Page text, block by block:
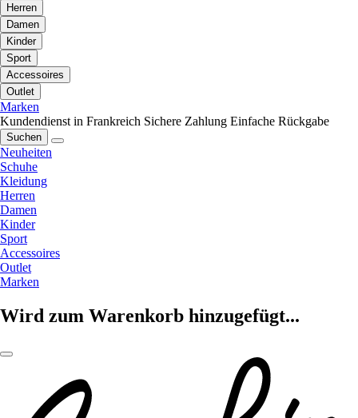
Herren
Damen
Kinder
Sport
Accessoires
Outlet
Marken
Kundendienst in Frankreich Sichere Zahlung Einfache Rückgabe
Suchen
Neuheiten
Schuhe
Kleidung
Herren
Damen
Kinder
Sport
Accessoires
Outlet
Marken
Wird zum Warenkorb hinzugefügt...